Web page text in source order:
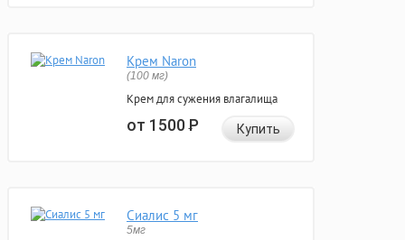
Крем Naron
(100 мг)
Крем для сужения влагалища
от 1500Р Купить
Сиалис 5 мг
5мг